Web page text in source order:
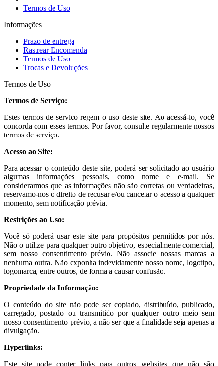
Termos de Uso
Informações
Prazo de entrega
Rastrear Encomenda
Termos de Uso
Trocas e Devoluções
Termos de Uso
Termos de Serviço:
Estes termos de serviço regem o uso deste site. Ao acessá-lo, você
concorda com esses termos. Por favor, consulte regularmente nossos
termos de serviço.
Acesso ao Site:
Para acessar o conteúdo deste site, poderá ser solicitado ao usuário
algumas informações pessoais, como nome e e-mail. Se
considerarmos que as informações não são corretas ou verdadeiras,
reservamo-nos o direito de recusar e/ou cancelar o acesso a qualquer
momento, sem notificação prévia.
Restrições ao Uso:
Você só poderá usar este site para propósitos permitidos por nós.
Não o utilize para qualquer outro objetivo, especialmente comercial,
sem nosso consentimento prévio. Não associe nossas marcas a
nenhuma outra. Não exponha indevidamente nosso nome, logotipo,
logomarca, entre outros, de forma a causar confusão.
Propriedade da Informação:
O conteúdo do site não pode ser copiado, distribuído, publicado,
carregado, postado ou transmitido por qualquer outro meio sem
nosso consentimento prévio, a não ser que a finalidade seja apenas a
divulgação.
Hyperlinks:
Este site pode conter links para outros websites que não são